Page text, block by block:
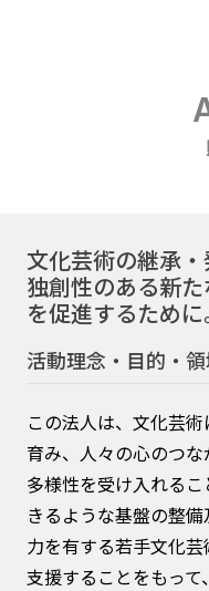
文化芸術の継承・
独創性のある新
を促進するために
活動理念・目的・
この法人は、文化芸
育み、人々の心のつ
多様性を受け入れる
きるような基盤の整
力を有する若手文化
支援することをもっ